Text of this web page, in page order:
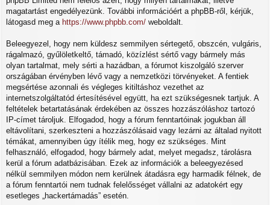
magatartást engedélyezünk. További információért a phpBB-ről, kérjük,
látogasd meg a https://www.phpbb.com/ weboldalt.
Beleegyezel, hogy nem küldesz semmilyen sértegető, obszcén, vulgáris,
rágalmazó, gyűlöletkeltő, támadó, közízlést sértő vagy bármely más
olyan tartalmat, mely sérti a hazádban, a fórumot kiszolgáló szerver
országában érvényben lévő vagy a nemzetközi törvényeket. A fentiek
megsértése azonnali és végleges kitiltáshoz vezethet az
internetszolgáltatód értesítésével együtt, ha ezt szükségesnek tartjuk. A
feltételek betartatásának érdekében az összes hozzászóláshoz tartozó
IP-címet tároljuk. Elfogadod, hogy a fórum fenntartóinak jogukban áll
eltávolítani, szerkeszteni a hozzászólásaid vagy lezárni az általad nyitott
témákat, amennyiben úgy ítélik meg, hogy ez szükséges. Mint
felhasználó, elfogadod, hogy bármely adat, melyet megadsz, tárolásra
kerül a fórum adatbázisában. Ezek az információk a beleegyezésed
nélkül semmilyen módon nem kerülnek átadásra egy harmadik félnek, de
a fórum fenntartói nem tudnak felelősséget vállalni az adatokért egy
esetleges „hackertámadás” esetén.